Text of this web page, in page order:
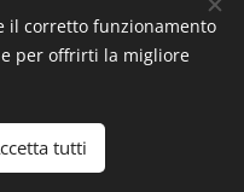
carrello
Cookies
il corretto funzionamento
per offrirti la migliore
tutti